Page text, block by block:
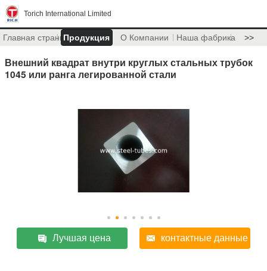
Torich International Limited
Главная страницаПродукция О Компании Наша фабрика >>
Внешний квадрат внутри круглых стальных трубок
1045 или ранга легированной стали
Лучшая цена контактные данные